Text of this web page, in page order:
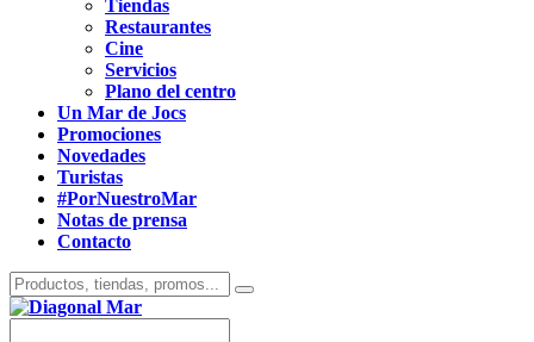
Tiendas
Restaurantes
Cine
Servicios
Plano del centro
Un Mar de Jocs
Promociones
Novedades
Turistas
#PorNuestroMar
Notas de prensa
Contacto